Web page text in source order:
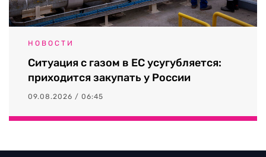
НОВОСТИ
Ситуация с газом в ЕС усугубляется:
приходится закупать у России
09.08.2026 / 06:45